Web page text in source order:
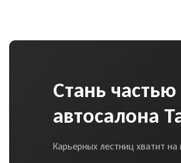
Стань
автосалона
Карьерных лестниц хватит на